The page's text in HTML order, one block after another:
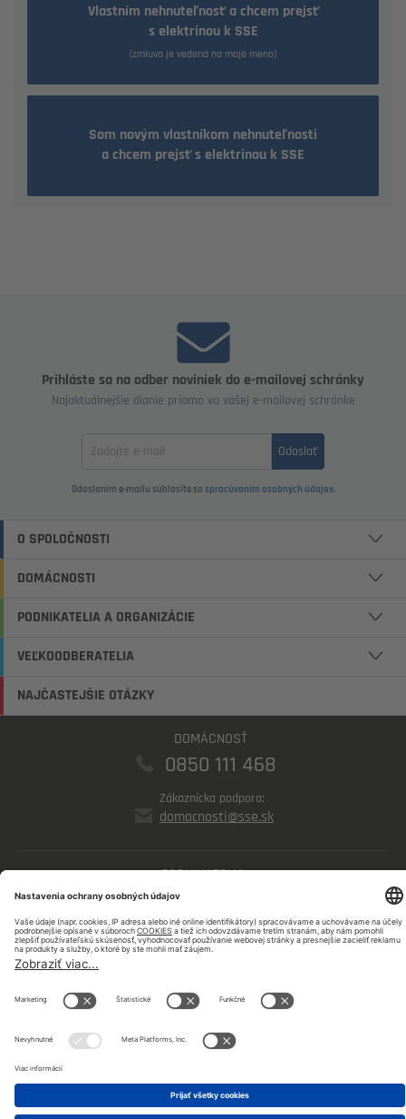
Vlastním nehnuteľnosť a chcem prejsť
s elektrinou k SSE
(zmluva je vedená na moje meno)
Som novým vlastníkom nehnuteľnosti
a chcem prejsť s elektrinou k SSE
Prihláste sa na odber noviniek do e-mailovej schránky
Najaktuálnejšie dianie priamo vo vašej e-mailovej schránke
Odoslať
Odoslaním e-mailu súhlasíte so spracúvaním osobných údajov.
O SPOLOČNOSTI
DOMÁCNOSTI
PODNIKATELIA A ORGANIZÁCIE
VEĽKOODBERATELIA
NAJČASTEJŠIE OTÁZKY
DOMÁCNOSŤ
0850 111 468
Zákaznícka podpora:
domacnosti@sse.sk
PODNIKATELIA
0850 123 555
Zákaznícka podpora:
podnikatelia@sse.sk
Sledujte nás na sociálnych sieťach: